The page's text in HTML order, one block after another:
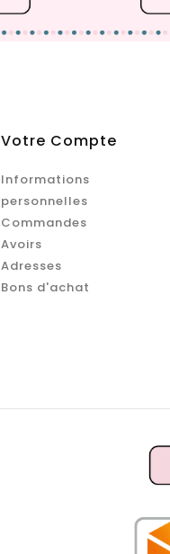
Votre Compte
Informations
personnelles
Commandes
Avoirs
Adresses
Bons d'achat